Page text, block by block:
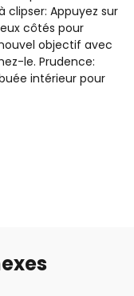
Appuyez sur
côtés pour
objectif avec
le. Prudence:
intérieur pour